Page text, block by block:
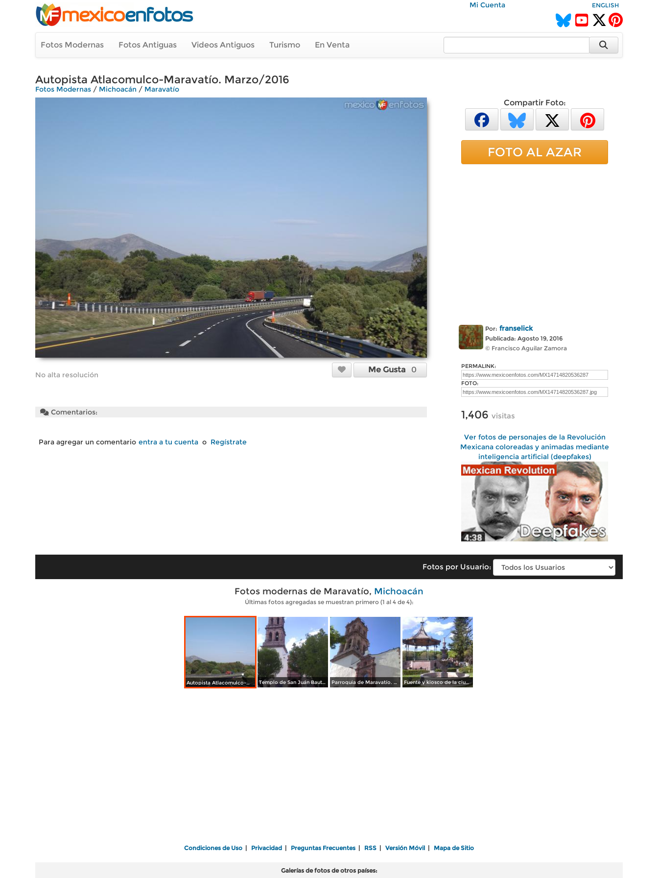
Mi Cuenta ENGLISH
Fotos Modernas Fotos Antiguas Videos Antiguos Turismo En Venta
Autopista Atlacomulco-Maravatío. Marzo/2016
Fotos Modernas / Michoacán / Maravatío
No alta resolución
Me Gusta 0
Comentarios:
Para agregar un comentario entra a tu cuenta o Regístrate
Compartir Foto:
FOTO AL AZAR
Por: franselick
Publicada: Agosto 19, 2016
© Francisco Aguilar Zamora
PERMALINK:
FOTO:
1,406 visitas
Ver fotos de personajes de la Revolución
Mexicana coloreadas y animadas mediante
inteligencia artificial (deepfakes)
Fotos por Usuario:
Fotos modernas de Maravatío, Michoacán
Últimas fotos agregadas se muestran primero (1 al 4 de 4):
Autopista Atlacomulco-Maravatío. Marzo/2016 Templo de San Juán Bautista. Marzo/2016 Parroquia de Maravatío. Marzo/2016 Fuente y kiosco de la ciudad. Marzo/2016
Condiciones de Uso Privacidad Preguntas Frecuentes RSS Versión Móvil Mapa de Sitio
Galerías de fotos de otros países: